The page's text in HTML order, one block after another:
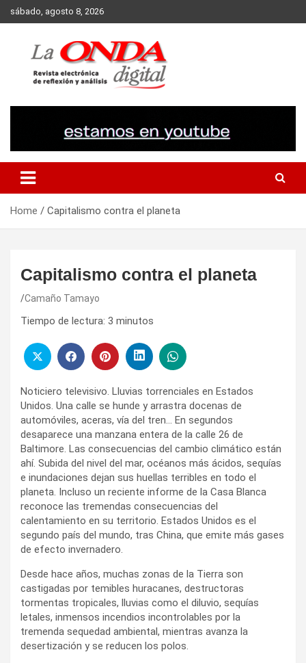
Skip
to
sábado, agosto 8, 2026
Home Capitalismo contra el planeta
Capitalismo contra el planeta
Camaño Tamayo
Tiempo de lectura: 3 minutos
Noticiero televisivo. Lluvias torrenciales en Estados
Unidos. Una calle se hunde y arrastra docenas de
automóviles, aceras, vía del tren… En segundos
desaparece una manzana entera de la calle 26 de
Baltimore. Las consecuencias del cambio climático están
ahí. Subida del nivel del mar, océanos más ácidos, sequías
e inundaciones dejan sus huellas terribles en todo el
planeta. Incluso un reciente informe de la Casa Blanca
reconoce las tremendas consecuencias del
calentamiento en su territorio. Estados Unidos es el
segundo país del mundo, tras China, que emite más gases
de efecto invernadero.
Desde hace años, muchas zonas de la Tierra son
castigadas por temibles huracanes, destructoras
tormentas tropicales, lluvias como el diluvio, sequías
letales, inmensos incendios incontrolables por la
tremenda sequedad ambiental, mientras avanza la
desertización y se reducen los polos.